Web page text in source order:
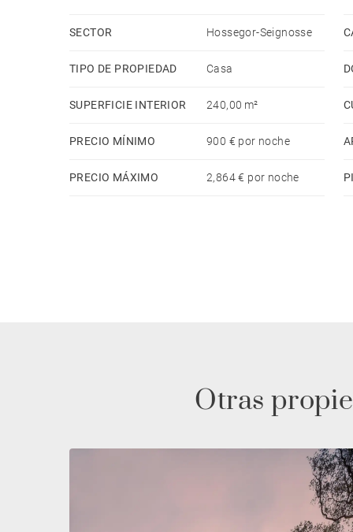
SECTOR Hossegor-Seignosse
TIPO DE PROPIEDAD Casa
SUPERFICIE INTERIOR 240,00 m²
PRECIO MÍNIMO 900 € por noche
PRECIO MÁXIMO 2,864 € por noche
Otras